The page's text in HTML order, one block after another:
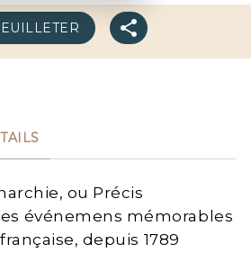
ou Précis
événemens mémorables
depuis 1789